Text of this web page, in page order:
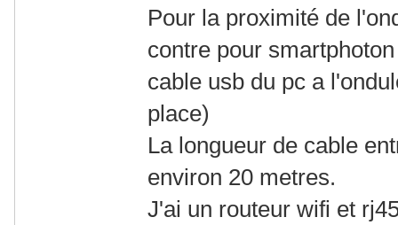
Pour la proximité de
contre pour
cable usb du pc a
place)
La longueur de cable
environ 20 metres.
J'ai un routeur wifi et